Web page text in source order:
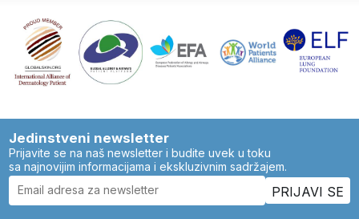
Jedinstveni newsletter
Prijavite se na naš newsletter i budite uvek u toku
sa najnovijim informacijama i ekskluzivnim sadržajem.